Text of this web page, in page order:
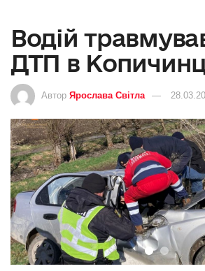
Водій
ДТП в
Автор Ярослава Світла